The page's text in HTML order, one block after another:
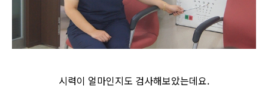
시력이 얼마인지도 검사해보았는데요.